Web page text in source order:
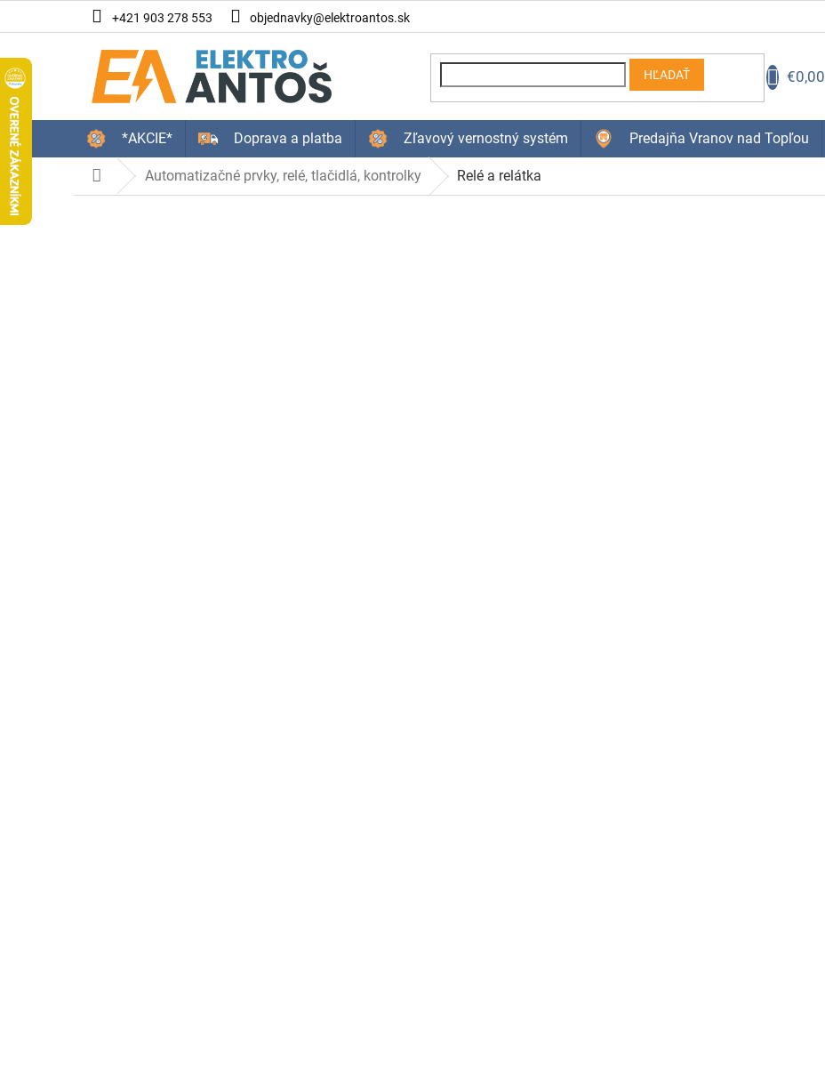
na
+421 903 278 553 objednavky@elektroantos.sk
HĽADAŤ
KOŠÍK
€0,00
*AKCIE* Doprava a platba Zľavový vernostný systém Predajňa Vranov nad Topľou
DomovAutomatizačné prvky, relé, tlačidlá, kontrolky Relé a relátka